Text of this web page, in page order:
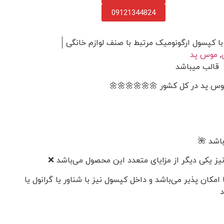
09121344824
کپسول ارگونومیک مرتبط با صنف لوازم خانگی
, موس پد
میباشد
پد در کل کشور 🌼🌼🌼🌼🌼🌼
🌺
یکی دیگر از مزایای متعدد این محصول می‌باشد ❌
پذیر می‌باشد و داخل کپسول نیز با شناور یا گرانول یا